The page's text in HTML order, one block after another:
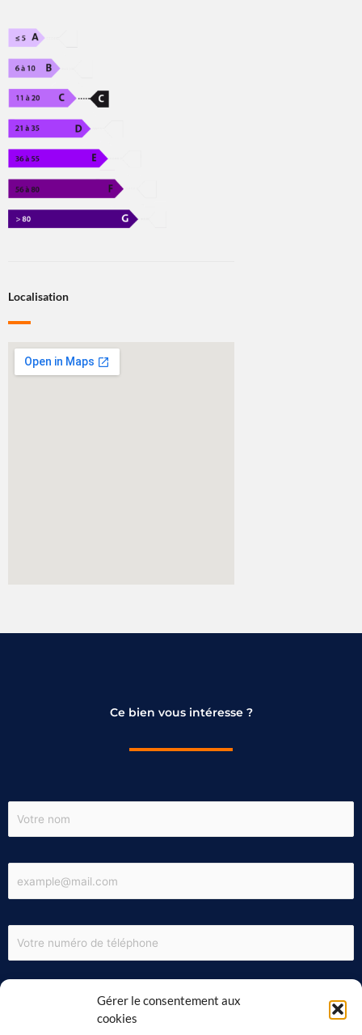
Gérer le consentement aux
cookies
Localisation
Ce bien vous intéresse ?